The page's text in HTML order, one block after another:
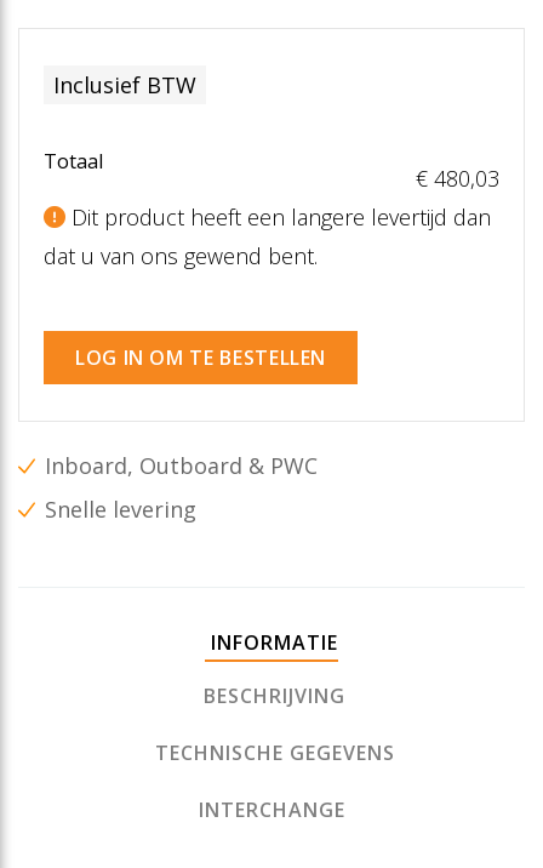
Inclusief BTW
Totaal
€ 480,03
Dit product heeft een langere levertijd dan
dat u van ons gewend bent.
LOG IN OM TE BESTELLEN
Inboard, Outboard & PWC
Snelle levering
INFORMATIE
BESCHRIJVING
TECHNISCHE GEGEVENS
INTERCHANGE